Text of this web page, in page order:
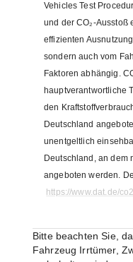
Vehicles Test
und der CO₂-Ausstoß
effizienten
sondern auch vom
Faktoren abhängig.
hauptverantwortliche
den
Deutschland
unentgeltlich
Deutschland, an dem
angeboten werden.
https://www.dat.de/
Bitte beachten Sie,
Fahrzeug Irrtümer,